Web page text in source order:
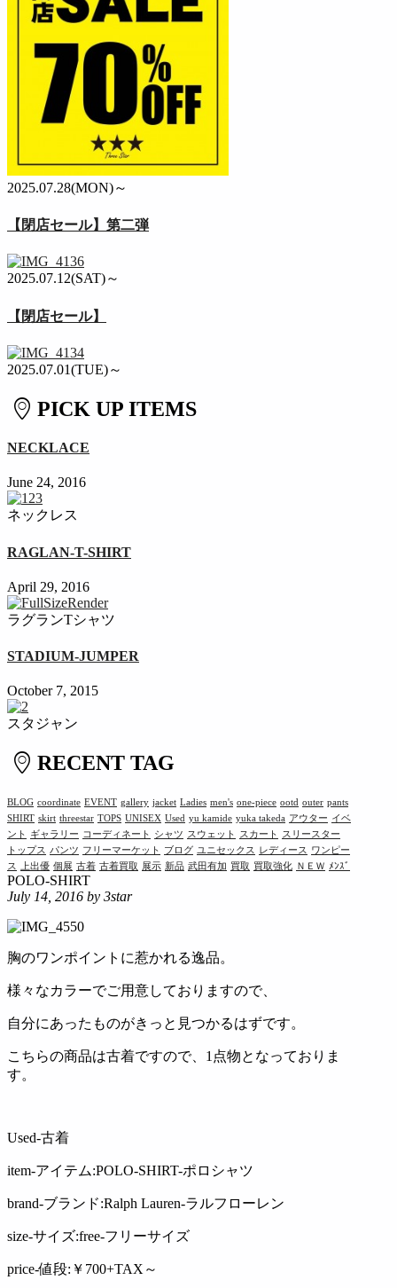
2025.07.28(MON)～
【閉店セール】第二弾
2025.07.12(SAT)～
【閉店セール】
2025.07.01(TUE)～
PICK UP ITEMS
NECKLACE
June 24, 2016
ネックレス
RAGLAN-T-SHIRT
April 29, 2016
ラグランTシャツ
STADIUM-JUMPER
October 7, 2015
スタジャン
RECENT TAG
BLOG coordinate EVENT gallery jacket Ladies men's one-piece ootd outer pants
SHIRT skirt threestar TOPS UNISEX Used yu kamide yuka takeda アウター イベ
ント
ギャラリー コーディネート シャツ スウェット スカート
スリースター
トップス
パンツ フリーマーケット ブログ ユニセックス レディース
ワンピー
ス
上出優 個展 古着 古着買取 展示 新品 武田有加 買取 買取強化 ＮＥＷ ﾒﾝｽﾞ
POLO-SHIRT
July 14, 2016 by 3star
胸のワンポイントに惹かれる逸品。
様々なカラーでご用意しておりますので、
自分にあったものがきっと見つかるはずです。
こちらの商品は古着ですので、1点物となっておりま
す。
Used-古着
item-アイテム:POLO-SHIRT-ポロシャツ
brand-ブランド:Ralph Lauren-ラルフローレン
size-サイズ:free-フリーサイズ
price-値段:￥700+TAX～